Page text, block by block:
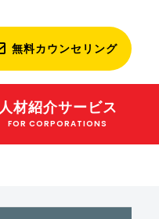
無料カウンセリング
人材紹介サービス
FOR CORPORATIONS